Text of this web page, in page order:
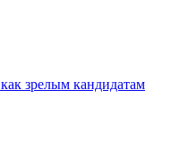
зрелым кандидатам